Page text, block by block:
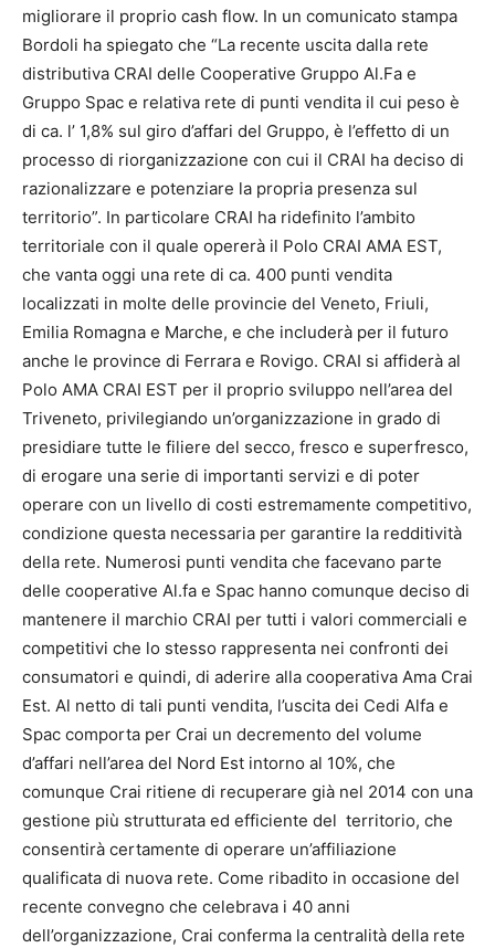
migliorare il proprio cash flow. In un comunicato stampa
Bordoli ha spiegato che “La recente uscita dalla rete
distributiva CRAI delle Cooperative Gruppo Al.Fa e
Gruppo Spac e relativa rete di punti vendita il cui peso è
di ca. l’ 1,8% sul giro d’affari del Gruppo, è l’effetto di un
processo di riorganizzazione con cui il CRAI ha deciso di
razionalizzare e potenziare la propria presenza sul
territorio”. In particolare CRAI ha ridefinito l’ambito
territoriale con il quale opererà il Polo CRAI AMA EST,
che vanta oggi una rete di ca. 400 punti vendita
localizzati in molte delle provincie del Veneto, Friuli,
Emilia Romagna e Marche, e che includerà per il futuro
anche le province di Ferrara e Rovigo. CRAI si affiderà al
Polo AMA CRAI EST per il proprio sviluppo nell’area del
Triveneto, privilegiando un’organizzazione in grado di
presidiare tutte le filiere del secco, fresco e superfresco,
di erogare una serie di importanti servizi e di poter
operare con un livello di costi estremamente competitivo,
condizione questa necessaria per garantire la redditività
della rete. Numerosi punti vendita che facevano parte
delle cooperative Al.fa e Spac hanno comunque deciso di
mantenere il marchio CRAI per tutti i valori commerciali e
competitivi che lo stesso rappresenta nei confronti dei
consumatori e quindi, di aderire alla cooperativa Ama Crai
Est. Al netto di tali punti vendita, l’uscita dei Cedi Alfa e
Spac comporta per Crai un decremento del volume
d’affari nell’area del Nord Est intorno al 10%, che
comunque Crai ritiene di recuperare già nel 2014 con una
gestione più strutturata ed efficiente del territorio, che
consentirà certamente di operare un’affiliazione
qualificata di nuova rete. Come ribadito in occasione del
recente convegno che celebrava i 40 anni
dell’organizzazione, Crai conferma la centralità della rete